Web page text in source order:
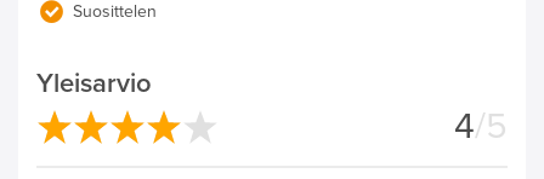
Suosittelen
Yleisarvio
4/5